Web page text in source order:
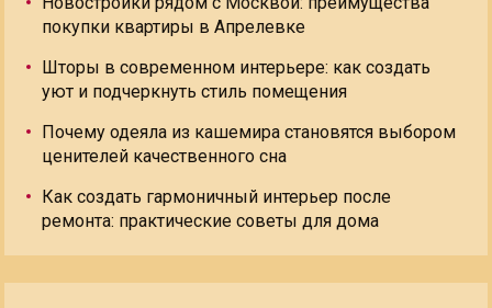
покупки квартиры в Апрелевке
Шторы в современном интерьере: как создать
уют и подчеркнуть стиль помещения
Почему одеяла из кашемира становятся выбором
ценителей качественного сна
Как создать гармоничный интерьер после
ремонта: практические советы для дома